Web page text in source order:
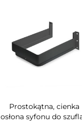
Prostokątna, cienka
osłona syfonu do